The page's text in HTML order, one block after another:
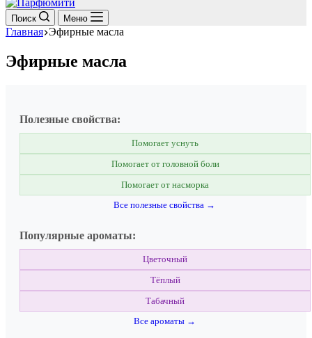
Поиск Меню
Главная Эфирные масла
Эфирные масла
Полезные свойства:
Помогает уснуть
Помогает от головной боли
Помогает от насморка
Все полезные свойства →
Популярные ароматы:
Цветочный
Тёплый
Табачный
Все ароматы →